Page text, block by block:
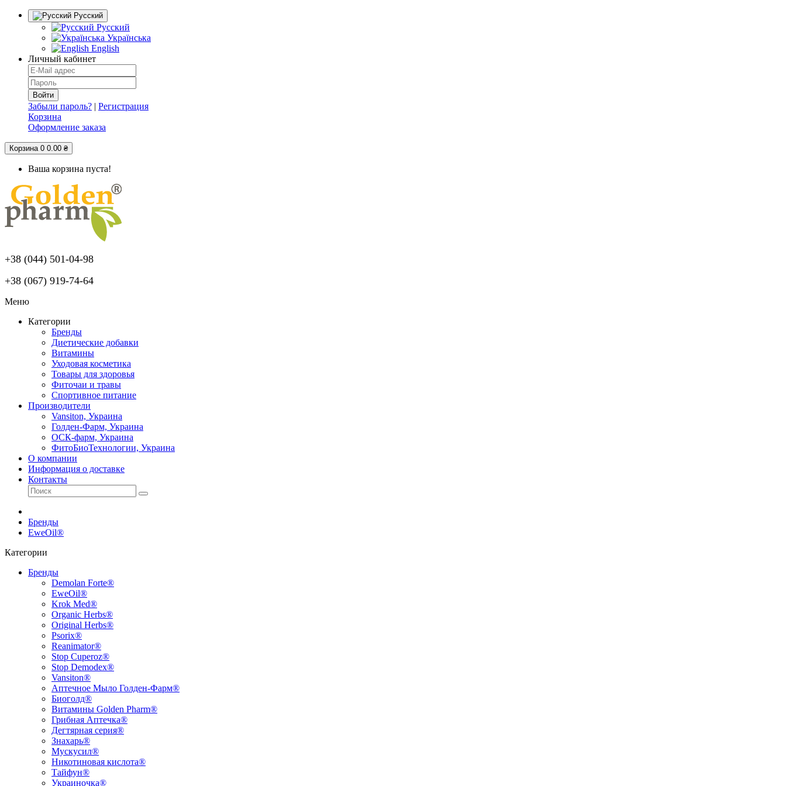
Русский
Русский
Українська
English
Личный кабинет
Забыли пароль? | Регистрация
Корзина
Оформление заказа
Корзина 0 0.00 ₴
Ваша корзина пуста!
+38 (044) 501-04-98
+38 (067) 919-74-64
Меню
Категории
Бренды
Диетические добавки
Витамины
Уходовая косметика
Товары для здоровья
Фиточаи и травы
Спортивное питание
Производители
Vansiton, Украина
Голден-Фарм, Украина
ОСК-фарм, Украина
ФитоБиоТехнологии, Украина
О компании
Информация о доставке
Контакты
Бренды
EweOil®
Категории
Бренды
Demolan Forte®
EweOil®
Krok Med®
Organic Herbs®
Original Herbs®
Psorix®
Reanimator®
Stop Cuperoz®
Stop Demodex®
Vansiton®
Аптечное Мыло Голден-Фарм®
Биоголд®
Витамины Golden Pharm®
Грибная Аптечка®
Дегтярная серия®
Знахарь®
Мускусил®
Никотиновая кислота®
Тайфун®
Украиночка®